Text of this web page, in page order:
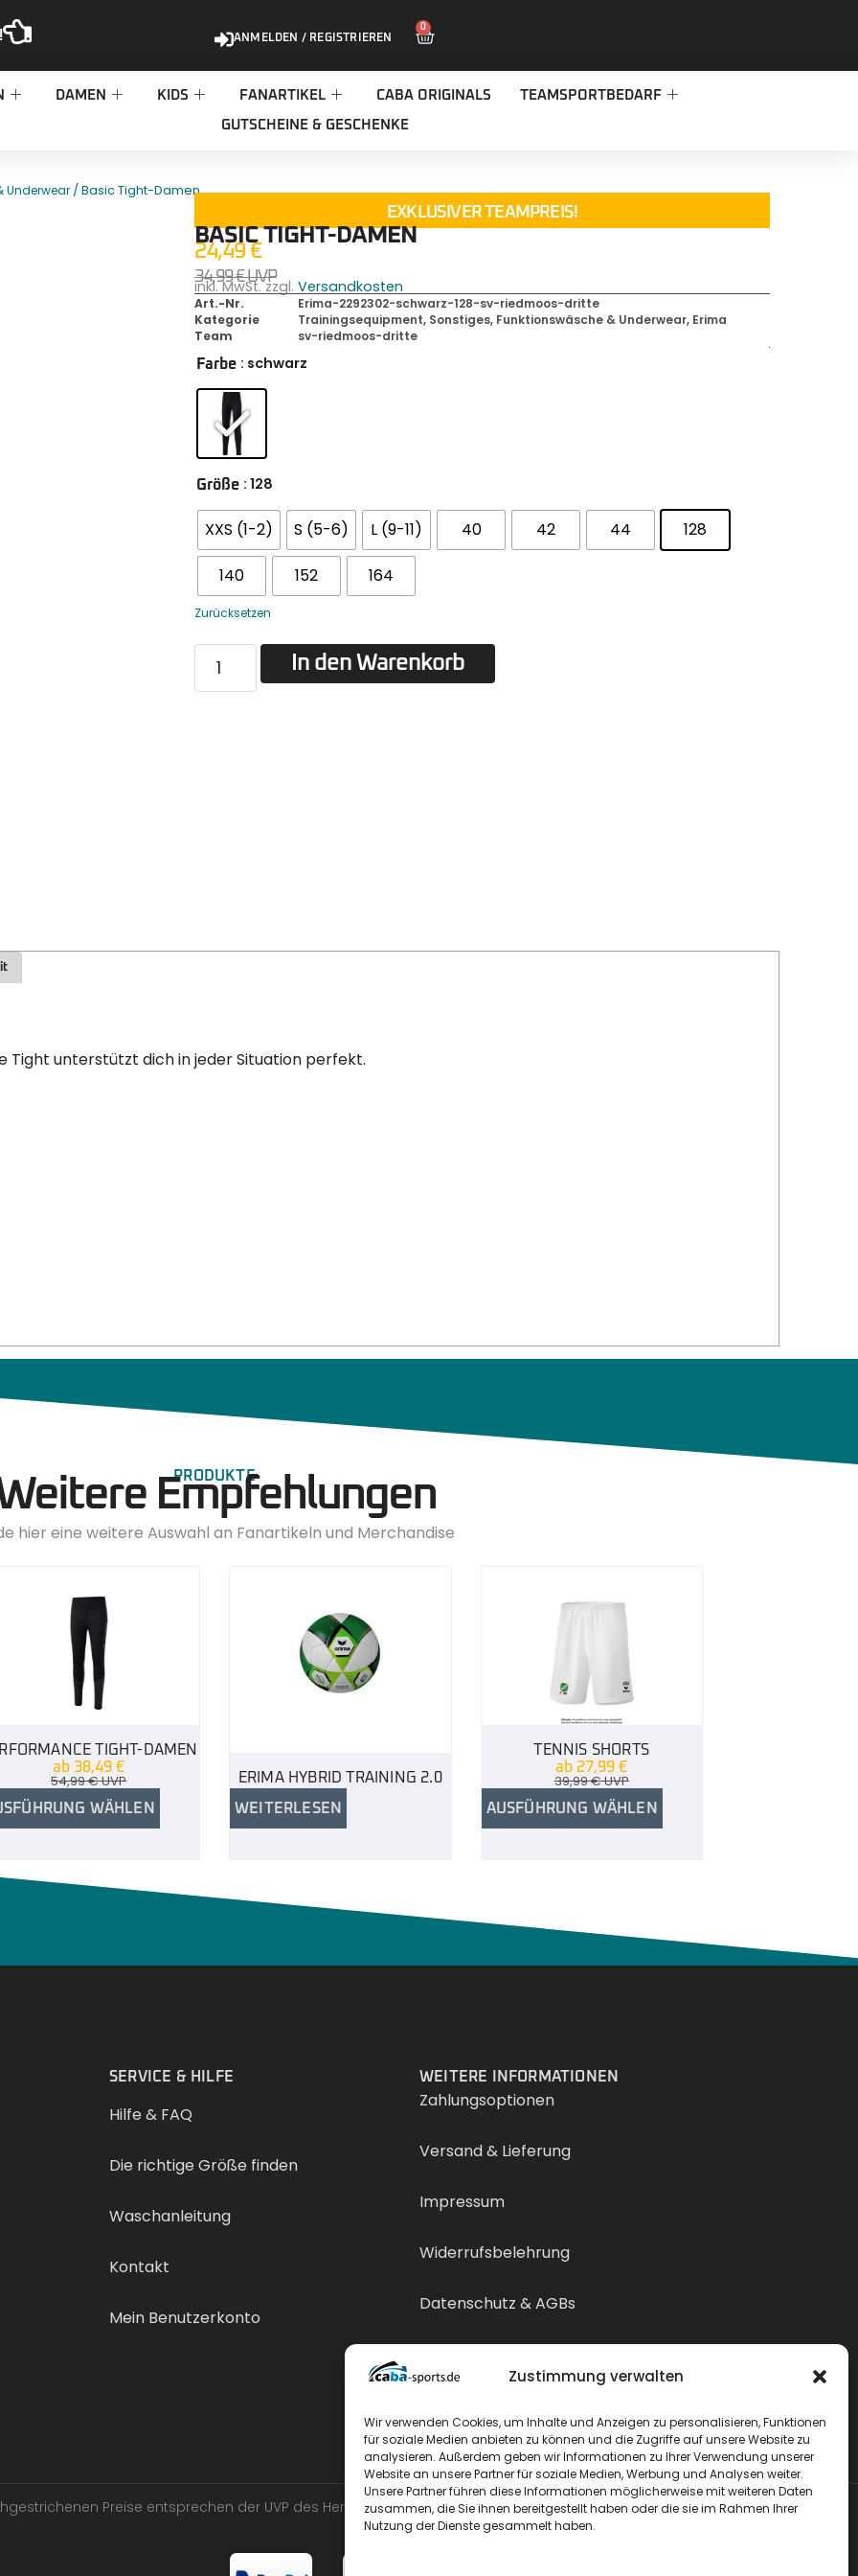
Zustimmung verwalten
Wir verwenden Cookies, um Inhalte und Anzeigen zu personalisieren, Funktionen
für soziale Medien anbieten zu können und die Zugriffe auf unsere Website zu
analysieren. Außerdem geben wir Informationen zu Ihrer Verwendung unserer
Website an unsere Partner für soziale Medien, Werbung und Analysen weiter.
Unsere Partner führen diese Informationen möglicherweise mit weiteren Daten
zusammen, die Sie ihnen bereitgestellt haben oder die sie im Rahmen Ihrer
Nutzung der Dienste gesammelt haben.
ANMELDEN / REGISTRIEREN
0
DAMEN KIDS FANARTIKEL CABA ORIGINALS TEAMSPORTBEDARF
GUTSCHEINE & GESCHENKE
Underwear / Basic Tight-Damen
EXKLUSIVER TEAMPREIS!
BASIC TIGHT-DAMEN
24,49€
34,99€UVP
inkl. MwSt. zzgl.Versandkosten
Art.-Nr.
Erima-2292302-schwarz-128-sv-riedmoos-dritte
Kategorie
Trainingsequipment, Sonstiges, Funktionswäsche & Underwear, Erima
Team
sv-riedmoos-dritte
Farbe : schwarz
Größe : 128
XXS (1-2) S (5-6) L (9-11) 40 42 44 128
140 152 164
Zurücksetzen
In den Warenkorb
unterstützt dich in jeder Situation perfekt.
PRODUKTE
Empfehlungen
hier eine weitere Auswahl an Fanartikeln und Merchandise
TIGHT-DAMEN
ab 38,49€
54,99€UVP
WÄHLEN
ERIMA HYBRID TRAINING 2.0
WEITERLESEN
TENNIS SHORTS
ab 27,99€
39,99€UVP
AUSFÜHRUNG WÄHLEN
SERVICE & HILFE
Hilfe & FAQ
Die richtige Größe finden
Waschanleitung
Kontakt
Mein Benutzerkonto
WEITERE INFORMATIONEN
Zahlungsoptionen
Versand & Lieferung
Impressum
Widerrufsbelehrung
Datenschutz & AGBs
Preise entsprechen der UVP des Herstellers.